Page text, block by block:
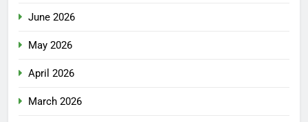
June 2026
May 2026
April 2026
March 2026